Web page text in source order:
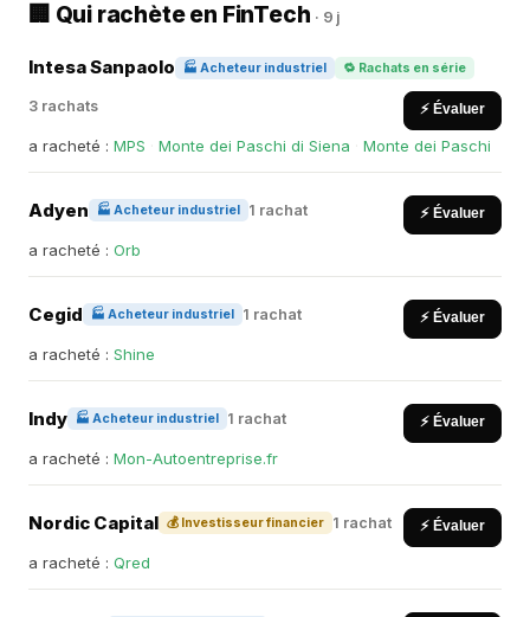
🏢 Qui rachète en FinTech · 9 j
Intesa Sanpaolo 🏭 Acheteur industriel 🔁 Rachats en série
3 rachats ⚡ Évaluer
a racheté : MPS Monte dei Paschi di Siena Monte dei Paschi
Adyen 🏭 Acheteur industriel 1 rachat ⚡ Évaluer
a racheté : Orb
Cegid 🏭 Acheteur industriel 1 rachat ⚡ Évaluer
a racheté : Shine
Indy 🏭 Acheteur industriel 1 rachat ⚡ Évaluer
a racheté : Mon-Autoentreprise.fr
Nordic Capital 💰 Investisseur financier 1 rachat ⚡ Évaluer
a racheté : Qred